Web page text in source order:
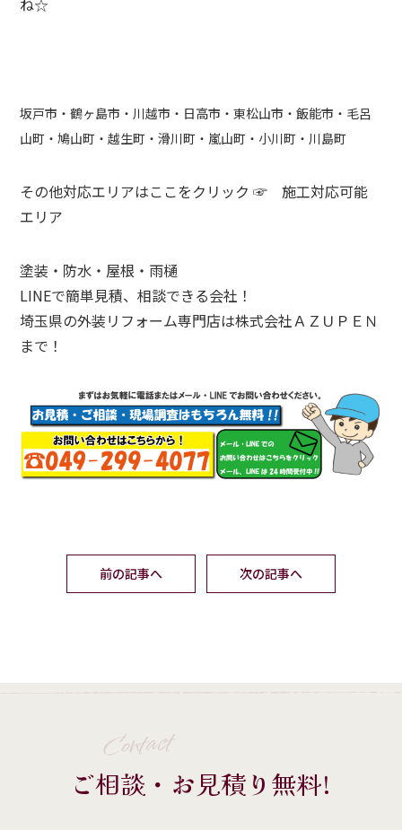
ね☆
坂戸市・鶴ヶ島市・川越市・日高市・東松山市・飯能市・毛呂
山町・鳩山町・越生町・滑川町・嵐山町・小川町・川島町
その他対応エリアはここをクリック ☞施工対応可能
エリア
塗装・防水・屋根・雨樋
LINEで簡単見積、相談できる会社！
埼玉県の外装リフォーム専門店は株式会社ＡＺＵＰＥＮ
まで！
前の記事へ 次の記事へ
Contact
ご相談・お見積り無料!